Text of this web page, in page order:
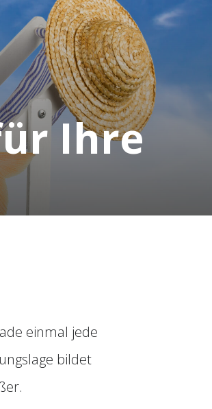
Ihre
einmal jede
bildet